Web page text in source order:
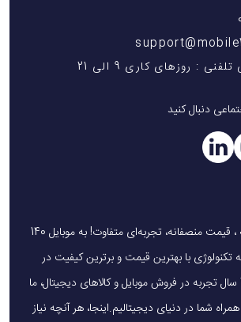
: روزهای کاری 9 الی 21
دنبال کنید
یک خرید هوشمندانه ، قیمت منصفانه، تجربه‌ای متفاوت! به موبایل 140
با بهترین قیمت و برترین کیفیت در
اختیار شماست! با 28 سال تجربه در فروش موبایل و کالاهای دیجیتال، ما
شما در دنیای دیجیتالیم.اینجا، هر آنچه نیاز